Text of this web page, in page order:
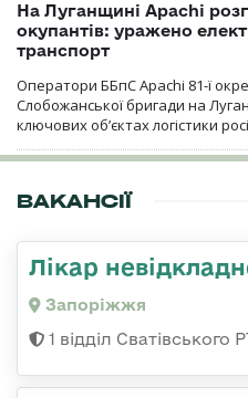
На Луганщині Apachi
окупантів: уражено
транспорт
Оператори ББпС Apachi 81-ї
Слобожанської бригади на
ключових об’єктах логістики
ВАКАНСІЇ
Лікар
Запоріжжя
1 відділ Сватівського